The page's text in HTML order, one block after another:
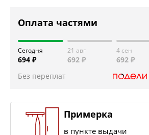
Оплата частями
Сегодня
694 ₽
21 авг
692 ₽
4 сен
692 ₽
Без переплат
Примерка
в пункте выдачи